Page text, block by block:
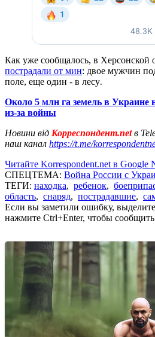
Как уже сообщалось, в Херсонской
пострадали от мин: двое мужчин
поле, еще один - в лесу.
Около 5 млн га земель в Украине
из-за войны
Новини від Корреспондент.netв
наш канал https://t.me/
Читайте Korrespondent.net в Google
СПЕЦТЕМА: Война России с
ТЕГИ: находка, ребенок,
область, снаряд, пострадавшие,
Если вы заметили ошибку,
нажмите Ctrl+Enter, чтобы